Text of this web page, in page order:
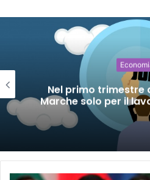
Nel primo trimestre
Marche solo per il